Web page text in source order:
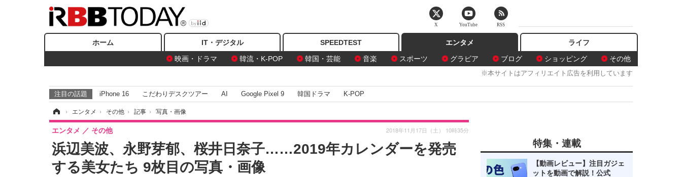
ホーム IT・デジタル SPEEDTEST
エンタメ
映画・ドラマ
韓流・K-POP 韓国・芸能 音楽 スポーツ グラビア ブログ ショッピング その他
ライフ
※本サイトはアフィリエイト広告を利用しています
注目の話題 iPhone 16 こだわりデスクツアー AI Google Pixel 9 韓国ドラマ K-POP
› エンタメ › その他 › 記事 › 写真・画像
浜辺美波、永野芽郁、桜井日奈子……2019年カレンダーを発売
する美女たち 9枚目の写真・画像
エンタメ その他 2018年11月17日（土） 10時35分
特集・連載
【動画レビュー】注目ガジェ
ットを動画で解説！公式
X YouTube RSS